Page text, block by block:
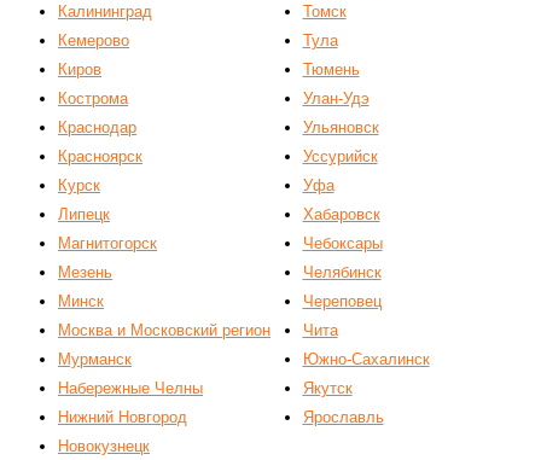
Калининград
Кемерово
Киров
Кострома
Краснодар
Красноярск
Курск
Липецк
Магнитогорск
Мезень
Минск
Москва и Московский регион
Мурманск
Набережные Челны
Нижний Новгород
Новокузнецк
Томск
Тула
Тюмень
Улан-Удэ
Ульяновск
Уссурийск
Уфа
Хабаровск
Чебоксары
Челябинск
Череповец
Чита
Южно-Сахалинск
Якутск
Ярославль